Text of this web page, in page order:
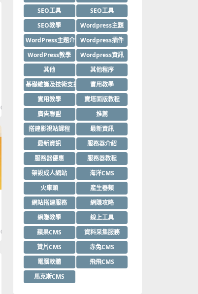
0
0
SEO工具
SEO工具
SEO教學
Wordpress主題
WordPress主題介紹Wordpress插件
WordPress教學
Wordpress資訊
其他
其他程序
基礎維護及技術支援
實用教學
實用教學
寶塔面版教程
廣告聯盟
推薦
搭建影視站課程
最新資訊
最新資訊
服務器介紹
服務器優惠
服務器教程
架設成人網站
海洋CMS
火車頭
產生器類
網站搭建服務
網賺攻略
網賺教學
線上工具
蘋果CMS
資料采集服務
贊片CMS
赤兔CMS
電腦軟體
飛飛CMS
馬克斯CMS